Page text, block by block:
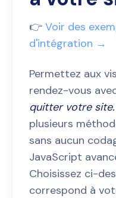
👉 Voir des
d'intégration →
Permettez aux
rendez-vous
quitter votre site.
plusieurs
sans aucun
JavaScript
Choisissez ci-
correspond à